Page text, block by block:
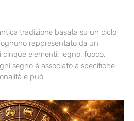
tradizione basata su un ciclo
rappresentato da un
elementi: legno, fuoco,
segno è associato a specifiche
e può